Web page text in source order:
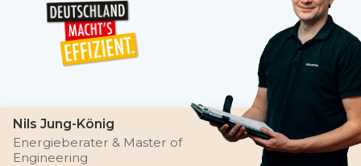
Nils Jung-König
Energieberater & Master of
Engineering